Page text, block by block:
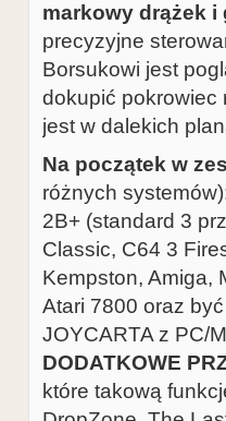
markowy drążek i
precyzyjne
Borsukowi jest
dokupić pokrowiec
jest w dalekich
Na początek w
różnych
2B+ (standard 3
Classic, C64 3
Kempston, Amiga,
Atari 7800 oraz
JOYCARTA z PC/
DODATKOWE
które takową